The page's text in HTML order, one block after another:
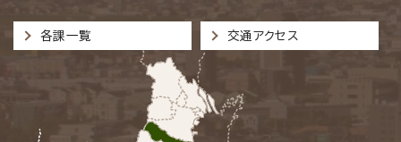
各課一覧 交通アクセス